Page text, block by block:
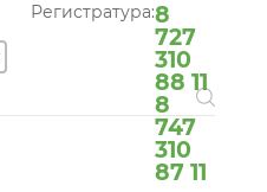
Регистратура:8
727
310
88 11
8
747
310
87 11